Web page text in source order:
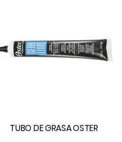
TUBO DE GRASA OSTER